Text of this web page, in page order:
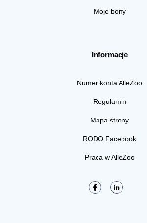
Moje bony
Informacje
Numer konta AlleZoo
Regulamin
Mapa strony
RODO Facebook
Praca w AlleZoo